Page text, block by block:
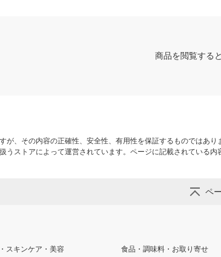
商品を閲覧する
、その内容の正確性、安全性、有用性を保証するものではあり
うストアによって運営されています。ページに記載されている
ペ
スキンケア・美容 食品・調味料・お取り寄せ